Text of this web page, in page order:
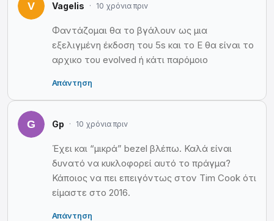
Vagelis 10 χρόνια πριν
Φαντάζομαι θα το βγάλουν ως μια
εξελιγμένη έκδοση του 5s και το Ε θα είναι το
αρχικο του evolved ή κάτι παρόμοιο
Απάντηση
Gp 10 χρόνια πριν
Έχει και “μικρά” bezel βλέπω. Καλά είναι
δυνατό να κυκλοφορεί αυτό το πράγμα?
Κάποιος να πει επειγόντως στον Tim Cook ότι
είμαστε στο 2016.
Απάντηση